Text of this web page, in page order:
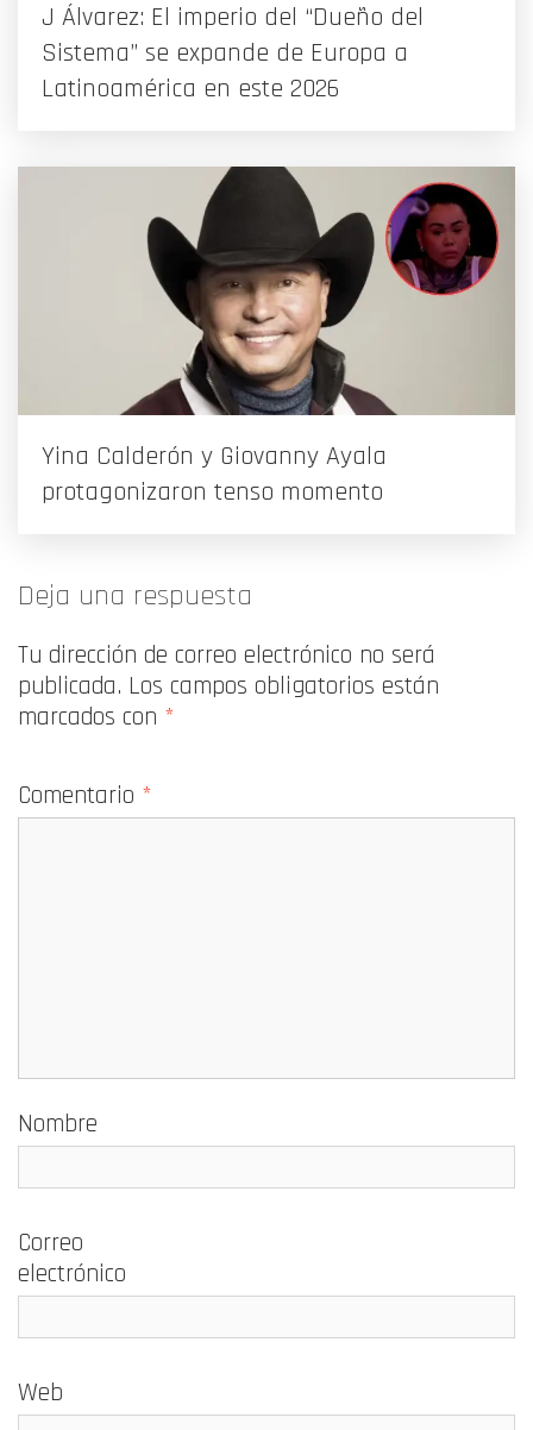
J Álvarez: El imperio del “Dueño del
Sistema” se expande de Europa a
Latinoamérica en este 2026
Yina Calderón y Giovanny Ayala
protagonizaron tenso momento
Deja una respuesta
Tu dirección de correo electrónico no será
publicada. Los campos obligatorios están
marcados con *
Comentario *
Nombre
Correo
electrónico
Web